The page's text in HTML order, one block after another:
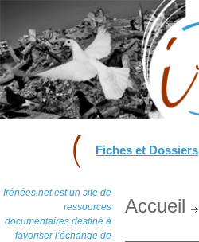
Fiches et Dossiers
Irénées.net est un site de
ressources
documentaires destiné à
favoriser l’échange de
Accueil